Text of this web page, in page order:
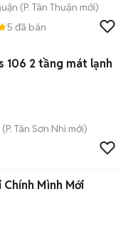
(P. Tân Thuận mới)
5 đã bán
106 2 tầng mát lạnh
(P. Tân Sơn Nhì mới)
Chính Mình Mới